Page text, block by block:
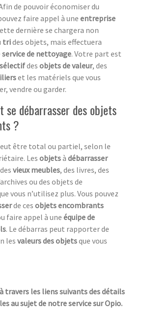
de pouvoir économiser du
faire appel à une entreprise
dernière se chargera non
trides objets, mais effectuera
service de nettoyage. Votre part est
des objets de valeur, des
et les matériels que vous
vendre ou garder.
se débarrasser des objets
?
être total ou partiel, selon le
Les objetsà débarrasser
vieux meubles, des livres, des
ou des objets de
vous n’utilisez plus. Vous pouvez
de ces objets encombrants
faire appel à une équipe de
. Le débarras peut rapporter de
les valeurs des objetsque vous
travers les liens suivants des détails
au sujet de notre service sur Opio.